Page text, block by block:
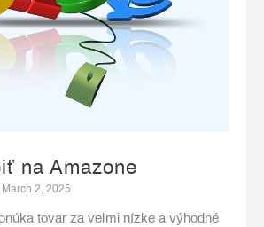
na Amazone
March 2, 2025
tovar za veľmi nízke a výhodné